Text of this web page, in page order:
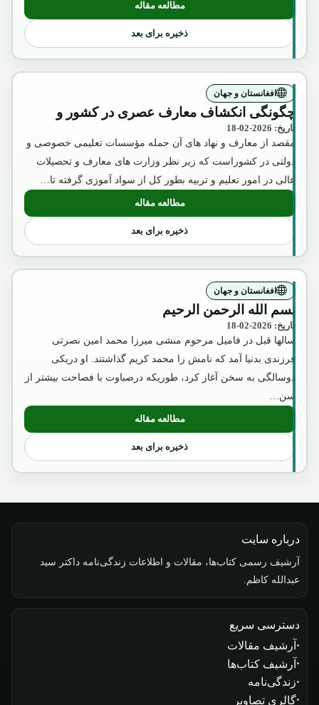
مطالعه مقاله: قصه انسحاب قوا و اعتراف روءسا
ذخیره برای بعد
افغانستان و جهان
چگونگی انکشاف معارف عصری در کشور و
تاریخ: 2026-02-18
مقصد از معارف و نهاد های آن جمله مؤسسات تعلیمی خصوصی و
دولتی در کشوراست که زیر نظر وزارت های معارف و تحصیلات
عالی در امور تعلیم و تربیه بطور کل از سواد آموزی گرفته تا…
مطالعه مقاله: چگونگی انکشاف معارف عصری در کشور
ذخیره برای بعد
افغانستان و جهان
بسم الله الرحمن الرحیم
تاریخ: 2026-02-18
سالها قبل در فامیل مرحوم منشی میرزا محمد امین نصرتی
فرزندی بدنیا آمد که نامش را محمد کریم گذاشتند. او دریکی
دوسالگی به سخن آغاز کرد، طوریکه درصباوت با فصاحت بیشتر از
سن…
مطالعه مقاله: بسم الله الرحمن الرحیم
ذخیره برای بعد
درباره سایت
آرشیف رسمی کتاب‌ها، مقالات و اطلاعات زندگی‌نامه داکتر سید
عبدالله کاظم.
دسترسی سریع
آرشیف مقالات
آرشیف کتاب‌ها
زندگی‌نامه
گالری تصاویر